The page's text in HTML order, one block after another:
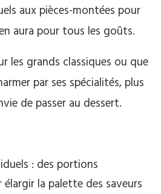
aux pièces-montées pour
aura pour tous les goûts.
les grands classiques ou que
par ses spécialités, plus
de passer au dessert.
: des portions
la palette des saveurs